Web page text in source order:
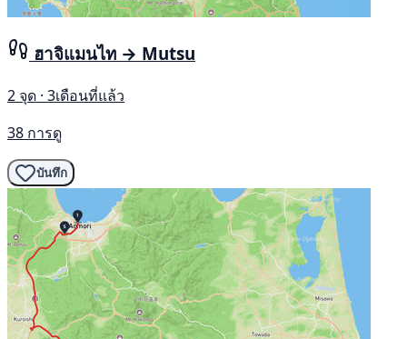
ฮาจิแมนไท → Mutsu
2 จุด · 3เดือนที่แล้ว
38 การดู
บันทึก